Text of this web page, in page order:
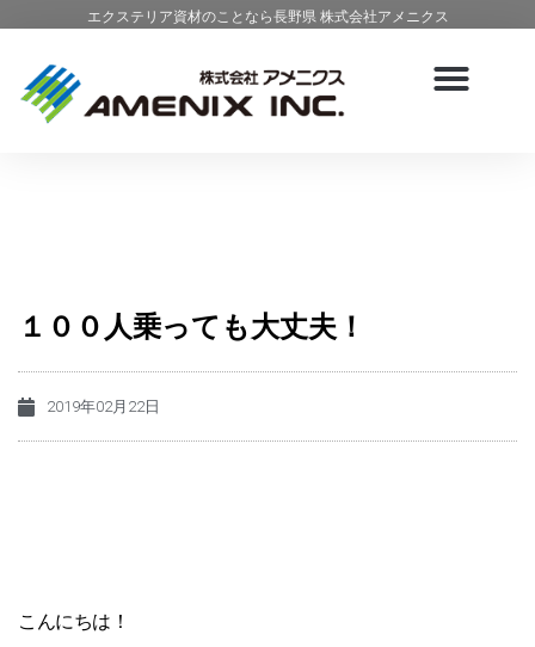
エクステリア資材のことなら長野県 株式会社アメニクス
１００人乗っても大丈夫！
2019年02月22日
こんにちは！